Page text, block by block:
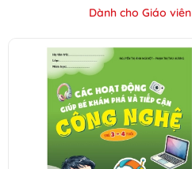
Dành cho Giáo viên